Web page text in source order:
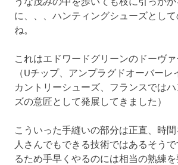
に、、、ハンティングシューズとし
ね。
これはエドワードグリーンのドーヴァ
（Uチップ、アンプラグドオーバー
カントリーシューズ、フランスでは
ズの意匠として発展してきました）
こういった手縫いの部分は正直、時
人さんでもできる技術ではあるそう
るため手早くやるのには相当の熟練